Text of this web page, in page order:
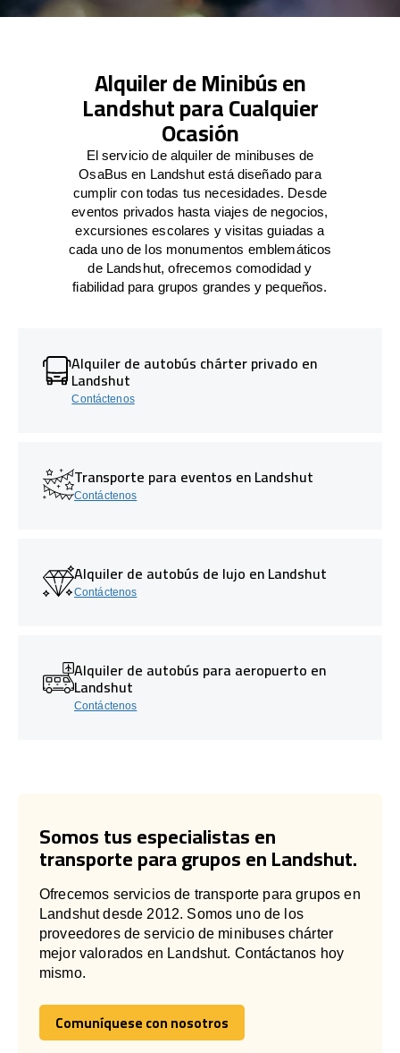
Alquiler de Minibús en
Landshut para Cualquier
Ocasión
El servicio de alquiler de minibuses de
OsaBus en Landshut está diseñado para
cumplir con todas tus necesidades. Desde
eventos privados hasta viajes de negocios,
excursiones escolares y visitas guiadas a
cada uno de los monumentos emblemáticos
de Landshut, ofrecemos comodidad y
fiabilidad para grupos grandes y pequeños.
Alquiler de autobús chárter privado en
Landshut
Contáctenos
Transporte para eventos en Landshut
Contáctenos
Alquiler de autobús de lujo en Landshut
Contáctenos
Alquiler de autobús para aeropuerto en
Landshut
Contáctenos
Somos tus especialistas en
transporte para grupos en Landshut.
Ofrecemos servicios de transporte para grupos en
Landshut desde 2012. Somos uno de los
proveedores de servicio de minibuses chárter
mejor valorados en Landshut. Contáctanos hoy
mismo.
Comuníquese con nosotros
Comuníquese con nosotros